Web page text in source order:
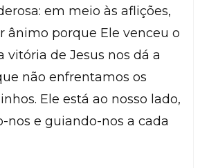
em meio às aflições,
ânimo porque Ele venceu o
vitória de Jesus nos dá a
não enfrentamos os
Ele está ao nosso lado,
nos e guiando-nos a cada